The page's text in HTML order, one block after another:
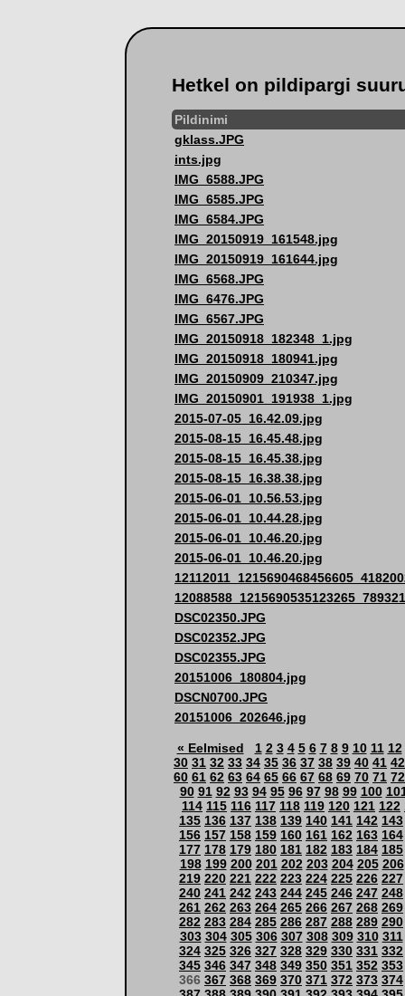
Hetkel on pildipargi
Pildinimi
gklass.JPG
ints.jpg
IMG_6588.JPG
IMG_6585.JPG
IMG_6584.JPG
IMG_20150919_161548.jpg
IMG_20150919_161644.jpg
IMG_6568.JPG
IMG_6476.JPG
IMG_6567.JPG
IMG_20150918_182348_1.jpg
IMG_20150918_180941.jpg
IMG_20150909_210347.jpg
IMG_20150901_191938_1.jpg
2015-07-05_16.42.09.jpg
2015-08-15_16.45.48.jpg
2015-08-15_16.45.38.jpg
2015-08-15_16.38.38.jpg
2015-06-01_10.56.53.jpg
2015-06-01_10.44.28.jpg
2015-06-01_10.46.20.jpg
2015-06-01_10.46.20.jpg
DSC02350.JPG
DSC02352.JPG
DSC02355.JPG
20151006_180804.jpg
DSCN0700.JPG
20151006_202646.jpg
« Eelmised 1 2 3 4 5 6 7 8 9 10 11 12
30 31 32 33 34 35 36 37 38 39 40 41 42
60 61 62 63 64 65 66 67 68 69 70 71 72
90 91 92 93 94 95 96 97 98 99 100
114 115 116 117 118 119 120 121 122
135 136 137 138 139 140 141 142 143
156 157 158 159 160 161 162 163 164
177 178 179 180 181 182 183 184 185
198 199 200 201 202 203 204 205 206
219 220 221 222 223 224 225 226 227
240 241 242 243 244 245 246 247 248
261 262 263 264 265 266 267 268 269
282 283 284 285 286 287 288 289 290
303 304 305 306 307 308 309 310 311
324 325 326 327 328 329 330 331 332
345 346 347 348 349 350 351 352 353
366 367 368 369 370 371 372 373 374